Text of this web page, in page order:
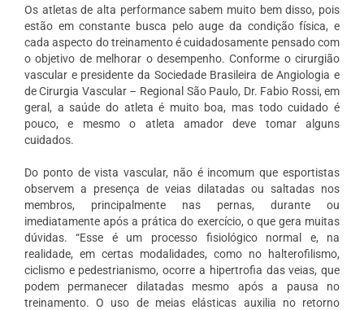
Os atletas de alta performance sabem muito bem disso, pois
estão em constante busca pelo auge da condição física, e
cada aspecto do treinamento é cuidadosamente pensado com
o objetivo de melhorar o desempenho. Conforme o cirurgião
vascular e presidente da Sociedade Brasileira de Angiologia e
de Cirurgia Vascular – Regional São Paulo, Dr. Fabio Rossi, em
geral, a saúde do atleta é muito boa, mas todo cuidado é
pouco, e mesmo o atleta amador deve tomar alguns
cuidados.
Do ponto de vista vascular, não é incomum que esportistas
observem a presença de veias dilatadas ou saltadas nos
membros, principalmente nas pernas, durante ou
imediatamente após a prática do exercício, o que gera muitas
dúvidas. “Esse é um processo fisiológico normal e, na
realidade, em certas modalidades, como no halterofilismo,
ciclismo e pedestrianismo, ocorre a hipertrofia das veias, que
podem permanecer dilatadas mesmo após a pausa no
treinamento. O uso de meias elásticas auxilia no retorno